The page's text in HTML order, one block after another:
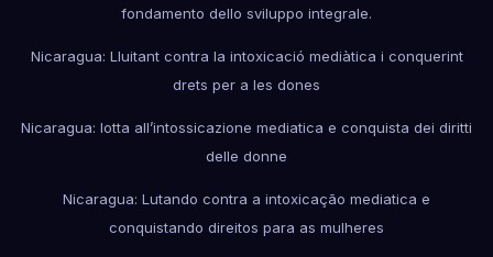
fondamento dello sviluppo integrale.
Nicaragua: Lluitant contra la intoxicació mediàtica i conquerint
drets per a les dones
Nicaragua: lotta all’intossicazione mediatica e conquista dei diritti
delle donne
Nicaragua: Lutando contra a intoxicação mediatica e
conquistando direitos para as mulheres